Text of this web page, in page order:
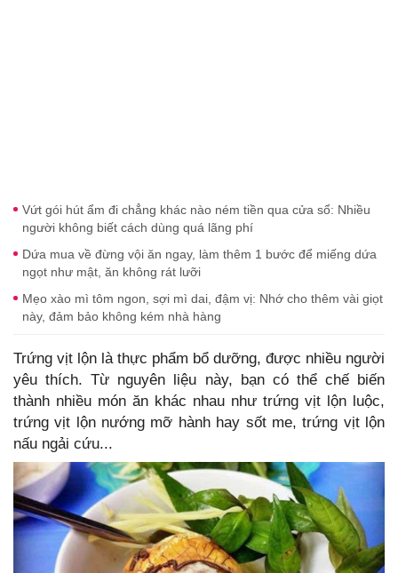
Vứt gói hút ẩm đi chẳng khác nào ném tiền qua cửa sổ: Nhiều
người không biết cách dùng quá lãng phí
Dứa mua về đừng vội ăn ngay, làm thêm 1 bước để miếng dứa
ngọt như mật, ăn không rát lưỡi
Mẹo xào mì tôm ngon, sợi mì dai, đậm vị: Nhớ cho thêm vài giọt
này, đảm bảo không kém nhà hàng
Trứng vịt lộn là thực phẩm bổ dưỡng, được nhiều người
yêu thích. Từ nguyên liệu này, bạn có thể chế biến
thành nhiều món ăn khác nhau như trứng vịt lộn luộc,
trứng vịt lộn nướng mỡ hành hay sốt me, trứng vịt lộn
nấu ngải cứu...